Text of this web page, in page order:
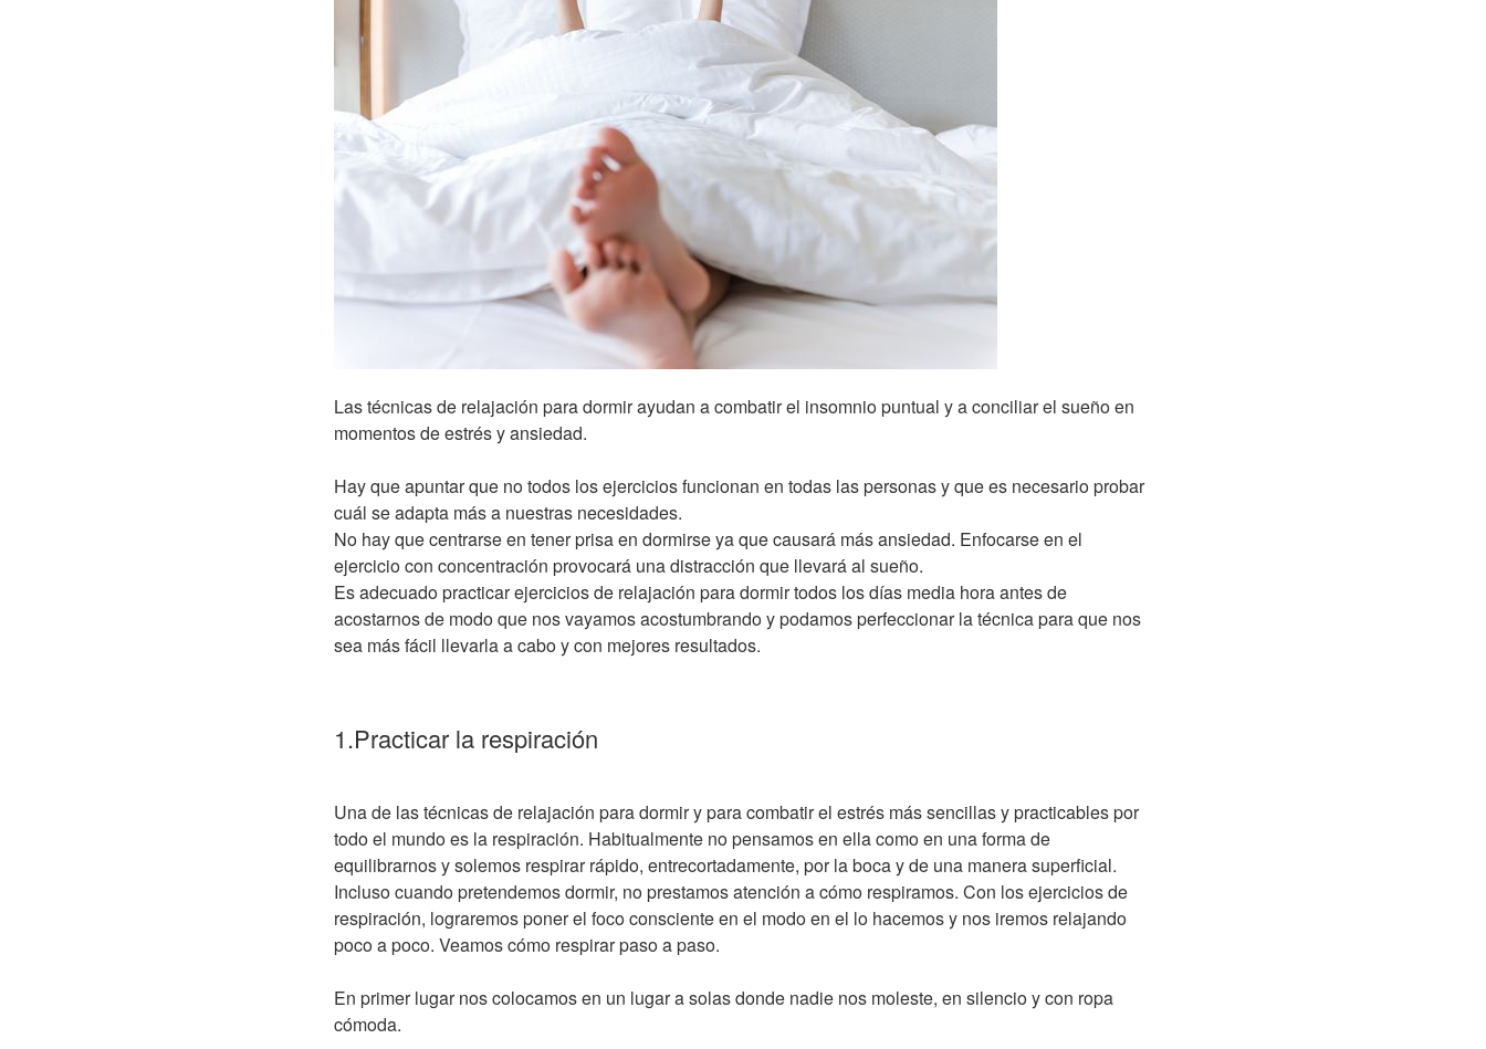
Las técnicas de relajación para dormir ayudan a combatir el insomnio puntual y a conciliar el sueño en
momentos de estrés y ansiedad.
Hay que apuntar que no todos los ejercicios funcionan en todas las personas y que es necesario probar
cuál se adapta más a nuestras necesidades.
No hay que centrarse en tener prisa en dormirse ya que causará más ansiedad. Enfocarse en el
ejercicio con concentración provocará una distracción que llevará al sueño.
Es adecuado practicar ejercicios de relajación para dormir todos los días media hora antes de
acostarnos de modo que nos vayamos acostumbrando y podamos perfeccionar la técnica para que nos
sea más fácil llevarla a cabo y con mejores resultados.
1.Practicar la respiración
Una de las técnicas de relajación para dormir y para combatir el estrés más sencillas y practicables por
todo el mundo es la respiración. Habitualmente no pensamos en ella como en una forma de
equilibrarnos y solemos respirar rápido, entrecortadamente, por la boca y de una manera superficial.
Incluso cuando pretendemos dormir, no prestamos atención a cómo respiramos. Con los ejercicios de
respiración, lograremos poner el foco consciente en el modo en el lo hacemos y nos iremos relajando
poco a poco. Veamos cómo respirar paso a paso.
En primer lugar nos colocamos en un lugar a solas donde nadie nos moleste, en silencio y con ropa
cómoda.